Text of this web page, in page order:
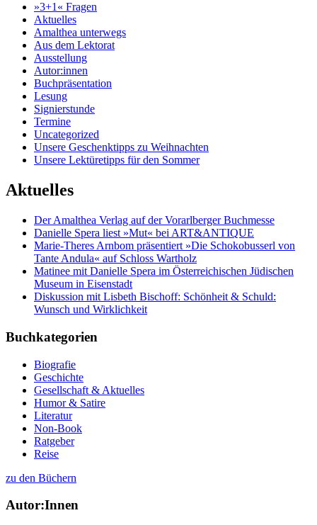
»3+1« Fragen
Aktuelles
Amalthea unterwegs
Aus dem Lektorat
Ausstellung
Autor:innen
Buchpräsentation
Lesung
Signierstunde
Termine
Uncategorized
Unsere Geschenktipps zu Weihnachten
Unsere Lektüretipps für den Sommer
Aktuelles
Der Amalthea Verlag auf der Vorarlberger Buchmesse
Danielle Spera liest »Mut« bei ART&ANTIQUE
Marie-Theres Arnbom präsentiert »Die Schokobusserl von
Tante Andula« auf Schloss Wartholz
Matinee mit Danielle Spera im Österreichischen Jüdischen
Museum in Eisenstadt
Diskussion mit Lisbeth Bischoff: Schönheit & Schuld:
Wunsch und Wirklichkeit
Buchkategorien
Biografie
Geschichte
Gesellschaft & Aktuelles
Humor & Satire
Literatur
Non-Book
Ratgeber
Reise
zu den Büchern
Autor:Innen